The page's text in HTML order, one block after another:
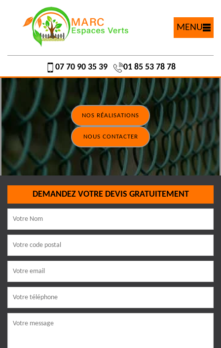
MENU
07 70 90 35 39 01 85 53 78 78
NOS RÉALISATIONS
NOUS CONTACTER
DEMANDEZ VOTRE DEVIS GRATUITEMENT